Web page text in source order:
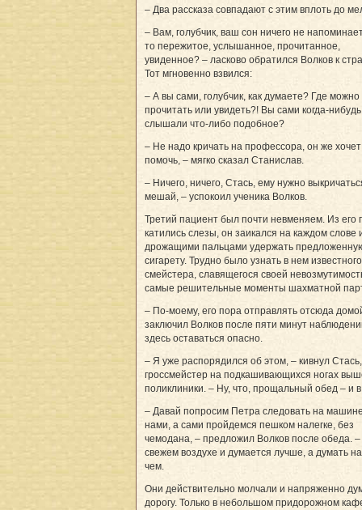
– Два рассказа совпадают с этим вплоть до
– Вам, голубчик, ваш сон ничего не
то пережитое, услышанное, прочитанное,
увиденное? – ласково обратился Волков к
Тот мгновенно взвился:
– А вы сами, голубчик, как думаете? Где можно
прочитать или увидеть?! Вы сами когда-нибудь
слышали что-либо подобное?
– Не надо кричать на профессора, он же
помочь, – мягко сказал Станислав.
– Ничего, ничего, Стась, ему нужно
мешай, – успокоил ученика Волков.
Третий пациент был почти невменяем. Из его
катились слезы, он заикался на каждом слове
дрожащими пальцами удержать
сигарету. Трудно было узнать в нем
смейстера, славящегося своей
самые решительные моменты шахматной
– По-моему, его пора отправлять отсюда
заключил Волков после пяти минут
здесь оставаться опасно.
– Я уже распорядился об этом, – кивнул Стась,
гроссмейстер на подкашивающихся ногах
поликлиники. – Ну, что, прощальный обед – и
– Давай попросим Петра следовать на
нами, а сами пройдемся пешком налегке, без
чемодана, – предложил Волков после обеда.
свежем воздухе и думается лучше, а думать
чем.
Они действительно молчали и напряженно
дорогу. Только в небольшом придорожном